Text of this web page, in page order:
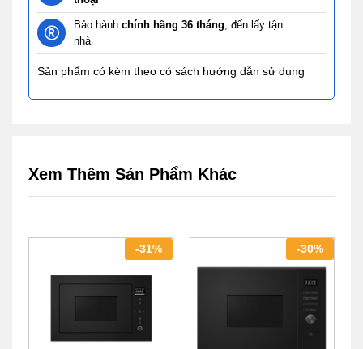
Bảo hành chính hãng 36 tháng , đến lấy tận
nhà
Sản phẩm có kèm theo có sách hướng dẫn sử dụng
Xem Thêm Sản Phẩm Khác
-31% -30%